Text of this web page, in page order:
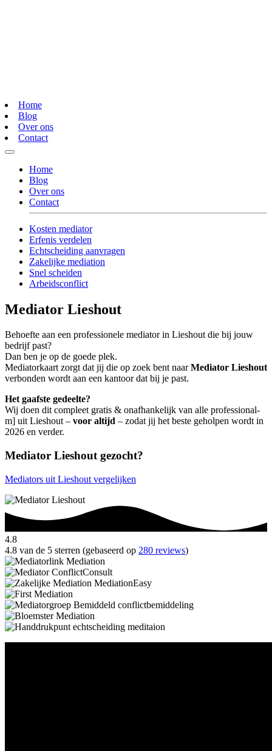
Home
Blog
Over ons
Contact
Home
Blog
Over ons
Contact
Kosten mediator
Erfenis verdelen
Echtscheiding aanvragen
Zakelijke mediation
Snel scheiden
Arbeidsconflict
Mediator Lieshout
Behoefte aan een professionele mediator in Lieshout die bij jouw
bedrijf past?
Dan ben je op de goede plek.
Mediatorkaart zorgt dat jij die op zoek bent naarMediator Lieshout
verbonden wordt aan een kantoor dat bij je past.
Het gaafste gedeelte?
Wij doen dit compleet gratis & onafhankelijk van alle professional-
m] uit Lieshout – voor altijd – zodat jij het beste geholpen wordt in
2026 en verder.
Mediator Lieshout gezocht?
Mediators uit Lieshout vergelijken
4.8
4.8 van de 5 sterren (gebaseerd op 280 reviews)